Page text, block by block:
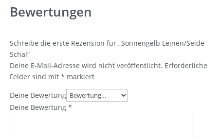
Bewertungen
Schreibe die erste Rezension für „Sonnengelb Leinen/Seide
Schal“
Deine E-Mail-Adresse wird nicht veröffentlicht. Erforderliche
Felder sind mit * markiert
Deine Bewertung
Deine Bewertung *